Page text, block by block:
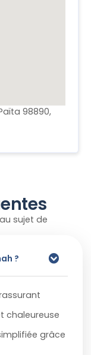
98890,
sujet de
?
chaleureuse
grâce